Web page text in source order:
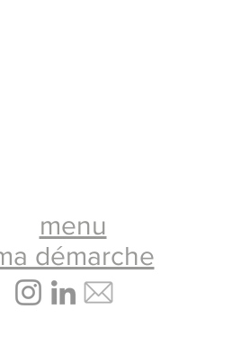
menu
démarche